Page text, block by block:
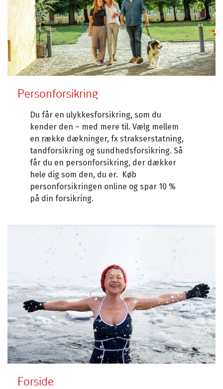
Personforsikring
Du får en ulykkesforsikring, som du
kender den – med mere til. Vælg mellem
en række dækninger, fx strakserstatning,
tandforsikring og sundhedsforsikring. Så
får du en personforsikring, der dækker
hele dig som den, du er. Køb
personforsikringen online og spar 10 %
på din forsikring.
Forside